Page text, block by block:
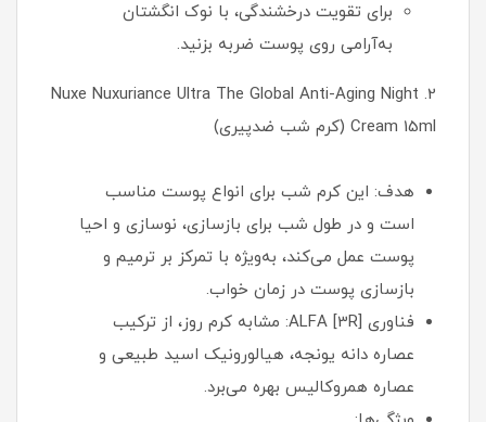
برای تقویت درخشندگی، با نوک انگشتان
به‌آرامی روی پوست ضربه بزنید.
2. Nuxe Nuxuriance Ultra The Global Anti-Aging Night
Cream 15ml (کرم شب ضدپیری)
هدف: این کرم شب برای انواع پوست مناسب
است و در طول شب برای بازسازی، نوسازی و احیا
پوست عمل می‌کند، به‌ویژه با تمرکز بر ترمیم و
بازسازی پوست در زمان خواب.
فناوری ALFA [3R]: مشابه کرم روز، از ترکیب
عصاره دانه یونجه، هیالورونیک اسید طبیعی و
عصاره همروکالیس بهره می‌برد.